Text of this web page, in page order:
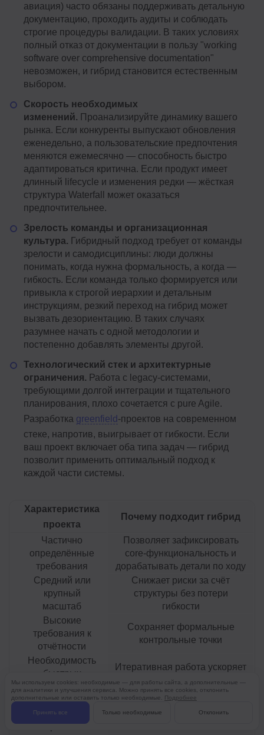
авиация) часто обязаны поддерживать детальную
документацию, проходить аудиты и соблюдать
строгие процедуры валидации. В таких условиях
полный отказ от документации в пользу "working
software over comprehensive documentation"
невозможен, и гибрид становится естественным
выбором.
Скорость необходимых
изменений. Проанализируйте динамику вашего
рынка. Если конкуренты выпускают обновления
еженедельно, а пользовательские предпочтения
меняются ежемесячно — способность быстро
адаптироваться критична. Если продукт имеет
длинный lifecycle и изменения редки — жёсткая
структура Waterfall может оказаться
предпочтительнее.
Зрелость команды и организационная
культура. Гибридный подход требует от команды
зрелости и самодисциплины: люди должны
понимать, когда нужна формальность, а когда —
гибкость. Если команда только формируется или
привыкла к строгой иерархии и детальным
инструкциям, резкий переход на гибрид может
вызвать дезориентацию. В таких случаях
разумнее начать с одной методологии и
постепенно добавлять элементы другой.
Технологический стек и архитектурные
ограничения. Работа с legacy-системами,
требующими долгой интеграции и тщательного
планирования, плохо сочетается с pure Agile.
Разработка greenfield -проектов на современном
стеке, напротив, выигрывает от гибкости. Если
ваш проект включает оба типа задач — гибрид
позволит применить оптимальный подход к
каждой части системы.
Характеристика
проекта
Почему подходит гибрид
Частично
определённые
требования
Позволяет зафиксировать
core-функциональность и
дорабатывать детали по ходу
Средний или
крупный
масштаб
Снижает риски за счёт
структуры без потери
гибкости
Высокие
требования к
отчётности
Сохраняет формальные
контрольные точки
Необходимость
быстрых
изменений
Итеративная работа ускоряет
реакцию на рынок
Разнородные
компоненты
проекта
Даёт возможность применять
разные подходы к разным
Мы используем cookies: необходимые — для работы сайта, а дополнительные —
для аналитики и улучшения сервиса. Можно принять все cookies, отклонить
дополнительные или оставить только необходимые. Подробнее
Принять все Только необходимые Отклонить